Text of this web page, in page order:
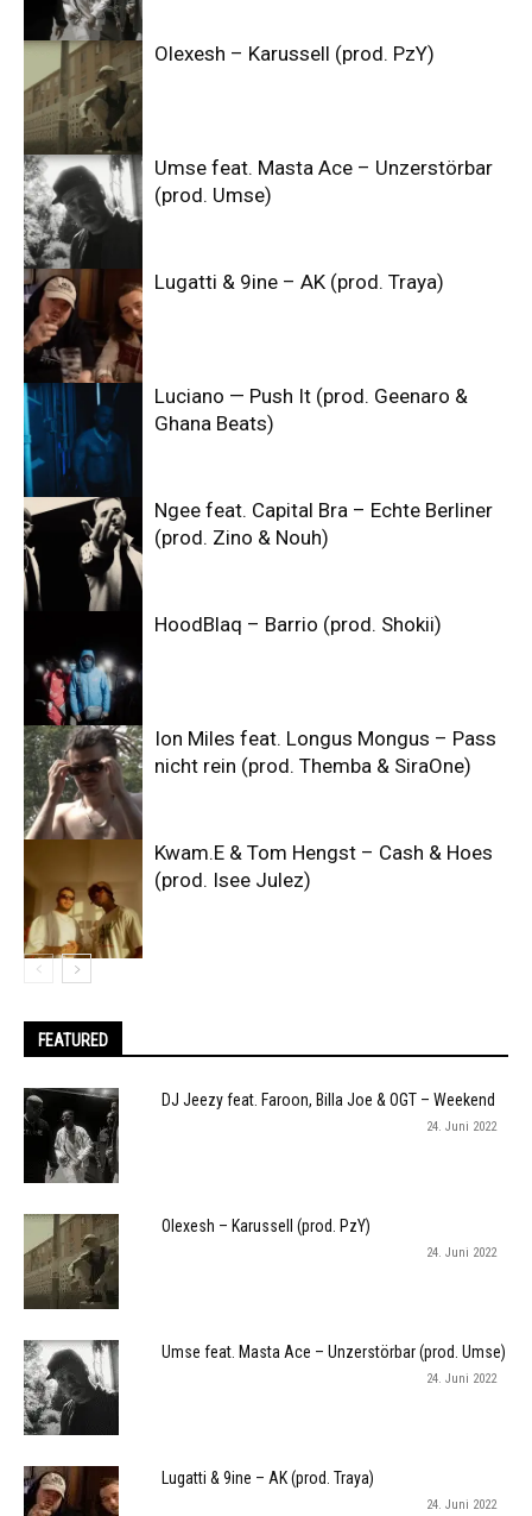
Olexesh – Karussell (prod. PzY)
Umse feat. Masta Ace – Unzerstörbar
(prod. Umse)
Lugatti & 9ine – AK (prod. Traya)
Luciano — Push It (prod. Geenaro &
Ghana Beats)
Ngee feat. Capital Bra – Echte Berliner
(prod. Zino & Nouh)
HoodBlaq – Barrio (prod. Shokii)
Ion Miles feat. Longus Mongus – Pass
nicht rein (prod. Themba & SiraOne)
Kwam.E & Tom Hengst – Cash & Hoes
(prod. Isee Julez)
FEATURED
DJ Jeezy feat. Faroon, Billa Joe & OGT – Weekend
24. Juni 2022
Olexesh – Karussell (prod. PzY)
24. Juni 2022
Umse feat. Masta Ace – Unzerstörbar (prod. Umse)
24. Juni 2022
Lugatti & 9ine – AK (prod. Traya)
24. Juni 2022